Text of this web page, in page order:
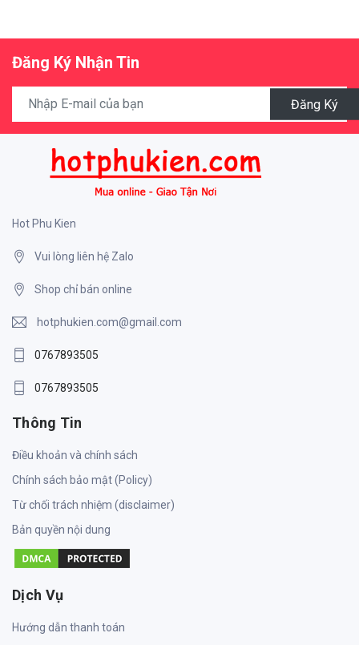
Đăng Ký Nhận Tin
Đăng Ký
Hot Phu Kien
Vui lòng liên hệ Zalo
Shop chỉ bán online
hotphukien.com@gmail.com
0767893505
0767893505
Thông Tin
Điều khoản và chính sách
Chính sách bảo mật (Policy)
Từ chối trách nhiệm (disclaimer)
Bản quyền nội dung
Dịch Vụ
Hướng dẫn thanh toán